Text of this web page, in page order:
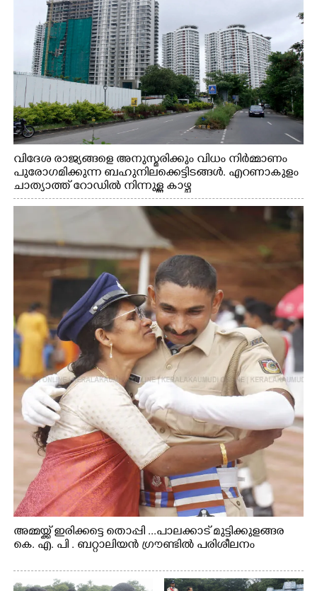
വിദേശ രാജ്യങ്ങളെ അനുസ്മരിക്കും വിധം നിർമ്മാണം
പുരോഗമിക്കുന്ന ബഹുനിലക്കെട്ടിടങ്ങൾ. എറണാകുളം
ചാത്യാത്ത് റോഡിൽ നിന്നുള്ള കാഴ്ച
അമ്മയ്ക്ക് ഇരിക്കട്ടെ തൊപ്പി ...പാലക്കാട് മുട്ടിക്കുളങ്ങര
കെ. എ. പി . ബറ്റാലിയൻ ഗ്രൗണ്ടിൽ പരിശീലനം